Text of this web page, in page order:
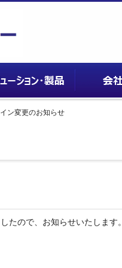
変更のお知らせ
たので、お知らせいたします。